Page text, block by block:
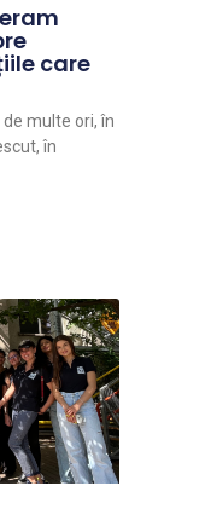
care
multe ori, în
în